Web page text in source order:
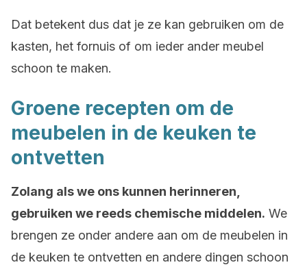
Dat betekent dus dat je ze kan gebruiken om de
kasten, het fornuis of om ieder ander meubel
schoon te maken.
Groene recepten om de
meubelen in de keuken te
ontvetten
Zolang als we ons kunnen herinneren,
gebruiken we reeds chemische middelen. We
brengen ze onder andere aan om de meubelen in
de keuken te ontvetten en andere dingen schoon